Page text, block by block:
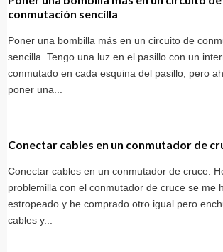
conmutación sencilla
Poner una bombilla más en un circuito de
sencilla. Tengo una luz en el pasillo con un
conmutado en cada esquina del pasillo, pero
poner una...
Conectar cables en un conmutador de
Conectar cables en un conmutador de cruce.
problemilla con el conmutador de cruce se me
estropeado y he comprado otro igual pero
cables y...